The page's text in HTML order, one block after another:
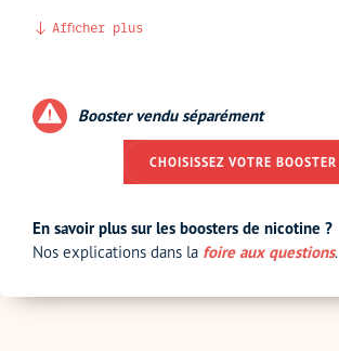
Afficher plus
Booster vendu séparément
CHOISISSEZ VOTRE BOOSTER
En savoir plus sur les boosters de nicotine ?
Nos explications dans la foire aux questions.